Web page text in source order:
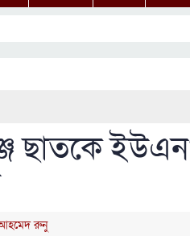
ছাতকে
রুনু